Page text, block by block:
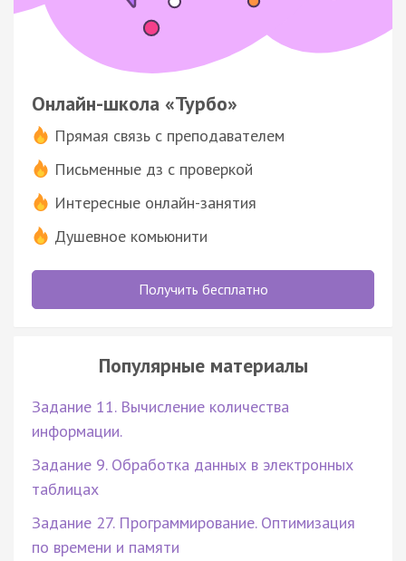
Онлайн-школа «Турбо»
Прямая связь с преподавателем
Письменные дз с проверкой
Интересные онлайн-занятия
Душевное комьюнити
Получить бесплатно
Популярные материалы
Задание 11. Вычисление количества
информации.
Задание 9. Обработка данных в электронных
таблицах
Задание 27. Программирование. Оптимизация
по времени и памяти